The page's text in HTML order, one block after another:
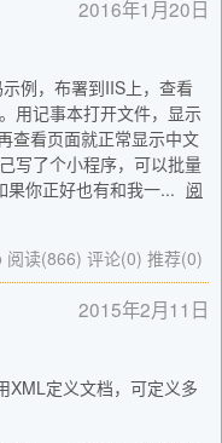
2016年1月20日
例，布署到IIS上，查看
用记事本打开文件，显示
查看页面就正常显示中文
写了个小程序，可以批量
你正好也有和我一... 阅
阅读(866) 评论(0) 推荐(0)
2015年2月11日
XML定义文档，可定义多